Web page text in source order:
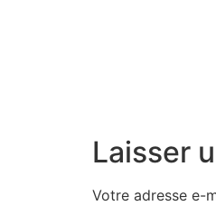
Laisser
Votre adresse e-